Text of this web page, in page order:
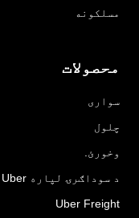
مسلکونه
محصولات
سواری
چلول
وخورئ.
د سوداګرۍ لپاره Uber
Uber Freight